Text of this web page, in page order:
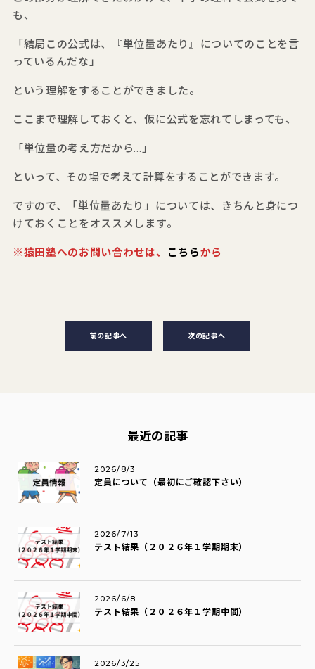
も、
「結局この公式は、『単位量あたり』についてのことを言
っているんだな」
という理解をすることができました。
ここまで理解しておくと、仮に公式を忘れてしまっても、
「単位量の考え方だから…」
といって、その場で考えて計算をすることができます。
ですので、「単位量あたり」については、きちんと身につ
けておくことをオススメします。
※猿田塾へのお問い合わせは、 こちらから
前の記事へ 次の記事へ
最近の記事
定員について（最初にご確認下さい）
2026/8/3
テスト結果（２０２６年１学期期末）
2026/7/13
テスト結果（２０２６年１学期中間）
2026/6/8
2026/3/25